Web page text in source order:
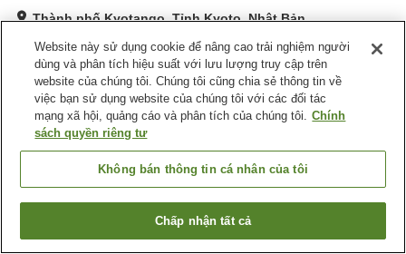
Thành phố Kyotango, Tỉnh Kyoto, Nhật Bản
Tuyệt vời Đánh giá:513 lượt
Tiện nghi chỗ nghỉ
Cafe
Tìm phòng trống
Website này sử dụng cookie để nâng cao trải nghiệm người
dùng và phân tích hiệu suất với lưu lượng truy cập trên
website của chúng tôi. Chúng tôi cũng chia sẻ thông tin về
việc bạn sử dụng website của chúng tôi với các đối tác
mạng xã hội, quảng cáo và phân tích của chúng tôi. Chính
sách quyền riêng tư
Không bán thông tin cá nhân của tôi
Chấp nhận tất cả